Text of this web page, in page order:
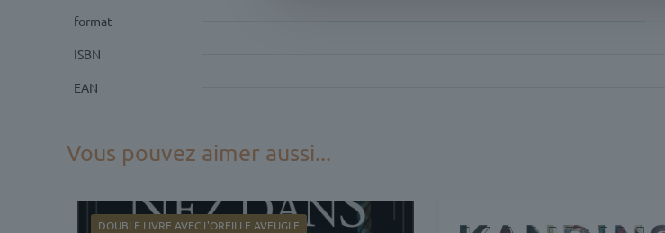
format
ISBN
EAN
Vous pouvez aimer aussi...
DOUBLE LIVRE AVEC L'OREILLE AVEUGLE